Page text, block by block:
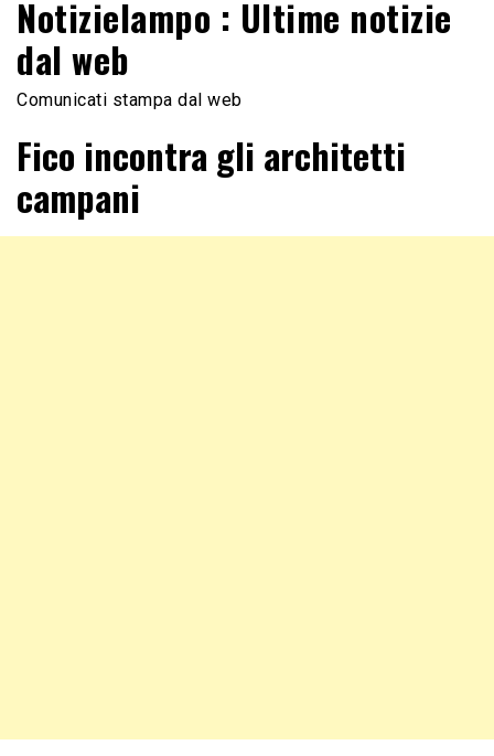
Notizielampo : Ultime notizie
dal web
Comunicati stampa dal web
Fico incontra gli architetti
campani